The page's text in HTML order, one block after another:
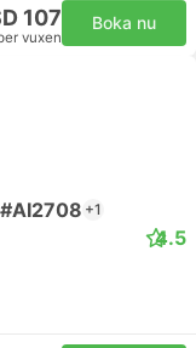
107
vuxen
Boka nu
+1
4.5